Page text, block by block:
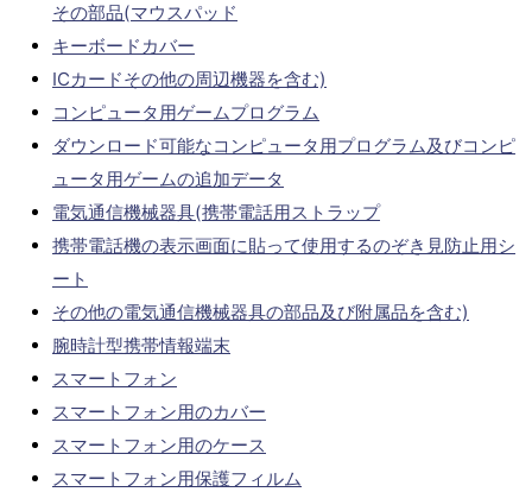
その部品(マウスパッド
キーボードカバー
ICカードその他の周辺機器を含む)
コンピュータ用ゲームプログラム
ダウンロード可能なコンピュータ用プログラム及びコンピ
ュータ用ゲームの追加データ
電気通信機械器具(携帯電話用ストラップ
携帯電話機の表示画面に貼って使用するのぞき見防止用シ
ート
その他の電気通信機械器具の部品及び附属品を含む)
腕時計型携帯情報端末
スマートフォン
スマートフォン用のカバー
スマートフォン用のケース
スマートフォン用保護フィルム